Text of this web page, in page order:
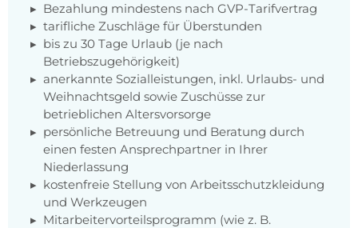
Bezahlung mindestens nach GVP-Tarifvertrag
tarifliche Zuschläge für Überstunden
bis zu 30 Tage Urlaub (je nach
Betriebszugehörigkeit)
anerkannte Sozialleistungen, inkl. Urlaubs- und
Weihnachtsgeld sowie Zuschüsse zur
betrieblichen Altersvorsorge
persönliche Betreuung und Beratung durch
einen festen Ansprechpartner in Ihrer
Niederlassung
kostenfreie Stellung von Arbeitsschutzkleidung
und Werkzeugen
Mitarbeitervorteilsprogramm (wie z. B.